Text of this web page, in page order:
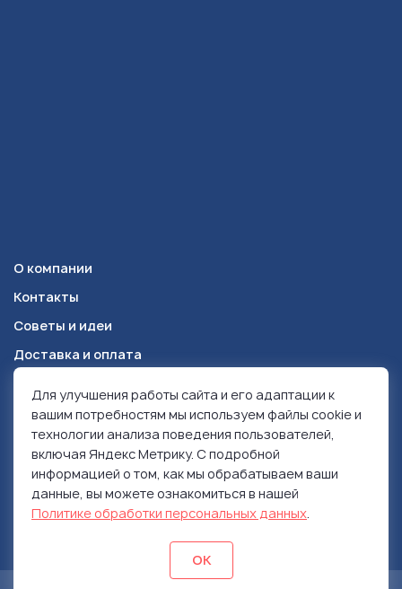
О компании
Контакты
Советы и идеи
Доставка и оплата
Красноярск +7 (391) 278-49-84
© 1999-2026 Ролен
Политика конфиденциальности
Использование контента
Для улучшения работы сайта и его адаптации к
вашим потребностям мы используем файлы cookie и
технологии анализа поведения пользователей,
включая Яндекс Метрику. С подробной
информацией о том, как мы обрабатываем ваши
данные, вы можете ознакомиться в нашей
Политике обработки персональных данных.
ОК